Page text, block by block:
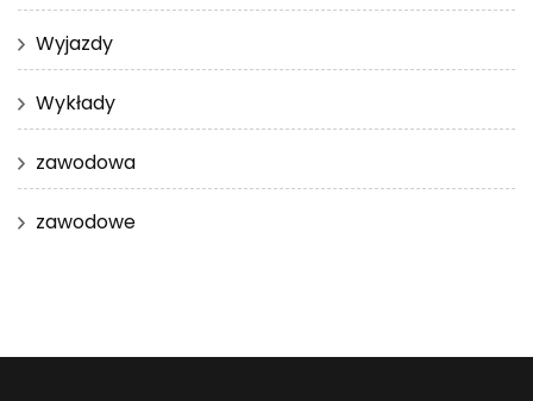
Wyjazdy
Wykłady
zawodowa
zawodowe